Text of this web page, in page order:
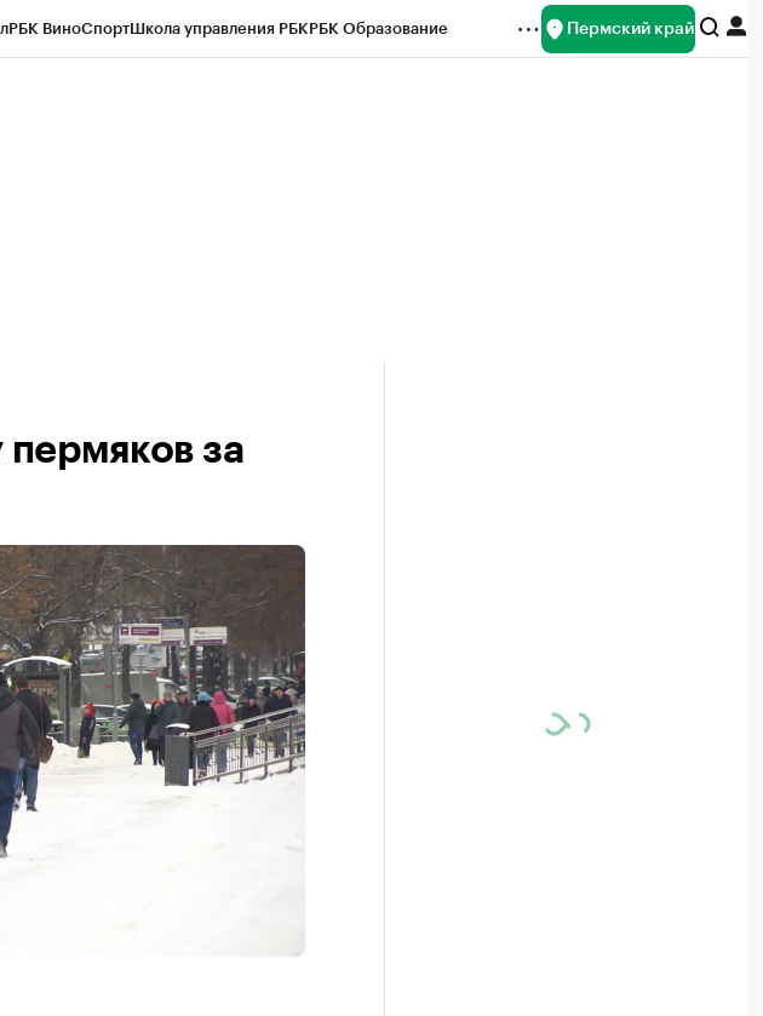
РБК ВиноСпортШкола управления РБКРБК Образование Пермский край
за